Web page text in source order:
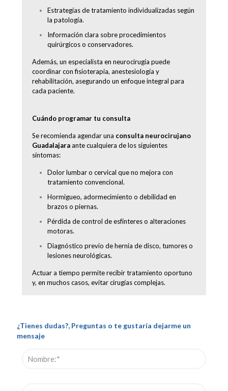
Estrategias de tratamiento individualizadas según
la patología.
Información clara sobre procedimientos
quirúrgicos o conservadores.
Además, un especialista en neurocirugía puede
coordinar con fisioterapia, anestesiología y
rehabilitación, asegurando un enfoque integral para
cada paciente.
Cuándo programar tu consulta
Se recomienda agendar una consulta neurocirujano
Guadalajaraante cualquiera de los siguientes
síntomas:
Dolor lumbar o cervical que no mejora con
tratamiento convencional.
Hormigueo, adormecimiento o debilidad en
brazos o piernas.
Pérdida de control de esfínteres o alteraciones
motoras.
Diagnóstico previo de hernia de disco, tumores o
lesiones neurológicas.
Actuar a tiempo permite recibir tratamiento oportuno
y, en muchos casos, evitar cirugías complejas.
¿Tienes dudas?, Preguntas o te gustaría dejarme un
mensaje